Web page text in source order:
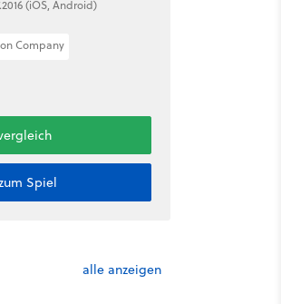
(iOS, Android)
Company
Spiel
alle anzeigen